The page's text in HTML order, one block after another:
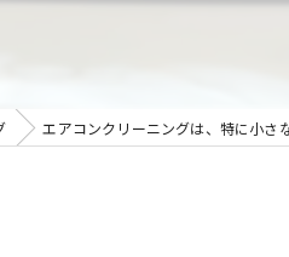
エアコンクリーニングは、特に小さ